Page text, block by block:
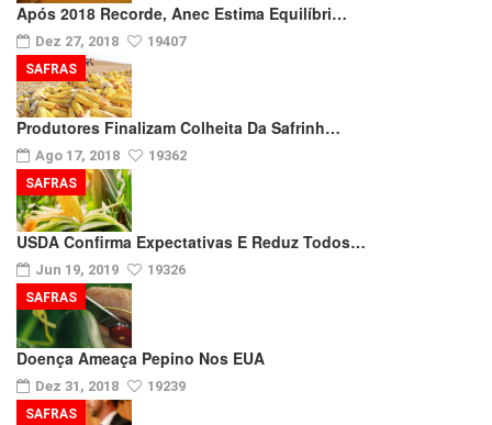
Após 2018 Recorde, Anec Estima Equilíbri…
Dez 27, 2018 19407
Produtores Finalizam Colheita Da Safrinh…
Ago 17, 2018 19362
SAFRAS
USDA Confirma Expectativas E Reduz Todos…
Jun 19, 2019 19326
SAFRAS
Doença Ameaça Pepino Nos EUA
Dez 31, 2018 19239
SAFRAS
SAFRAS